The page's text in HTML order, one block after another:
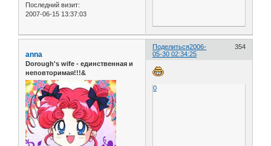
Последний визит:
2007-06-15 13:37:03
Поделиться 354
2006-
05-30 02:34:25
anna
Dorough's wife - единственная и
неповторимая!!!&
0